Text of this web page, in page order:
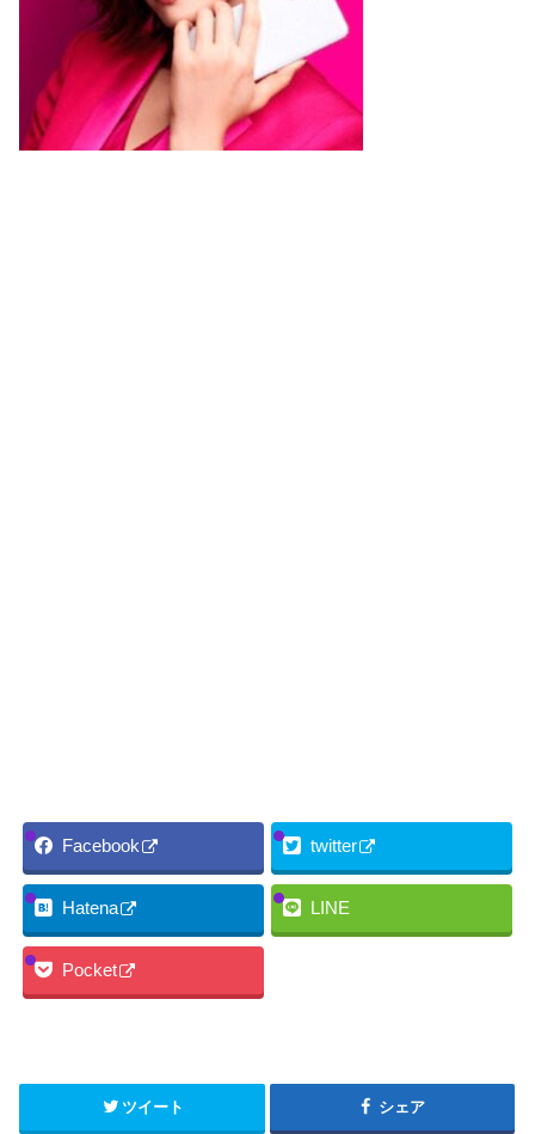
Facebook twitter
Hatena LINE
Pocket
ツイート シェア